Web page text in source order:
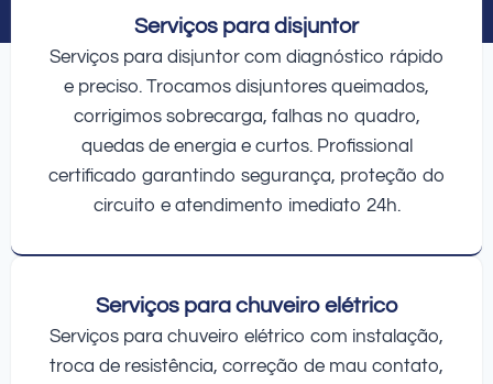
Serviços para disjuntor
Serviços para disjuntor com diagnóstico rápido
e preciso. Trocamos disjuntores queimados,
corrigimos sobrecarga, falhas no quadro,
quedas de energia e curtos. Profissional
certificado garantindo segurança, proteção do
circuito e atendimento imediato 24h.
Serviços para chuveiro elétrico
Serviços para chuveiro elétrico com instalação,
troca de resistência, correção de mau contato,